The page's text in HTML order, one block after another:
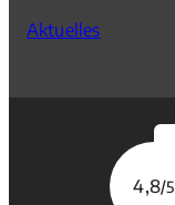
Aktuelles
4,8/5